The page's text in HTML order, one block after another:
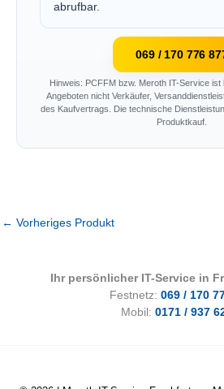
abrufbar.
069 / 170 776
Hinweis: PCFFM bzw. Meroth IT-Service
Angeboten nicht Verkäufer,
des Kaufvertrags. Die technische
Produktkauf.
← Vorheriges Produkt
Ihr persönlicher IT-Service in
Festnetz: 069 / 170
Mobil: 0171 / 937